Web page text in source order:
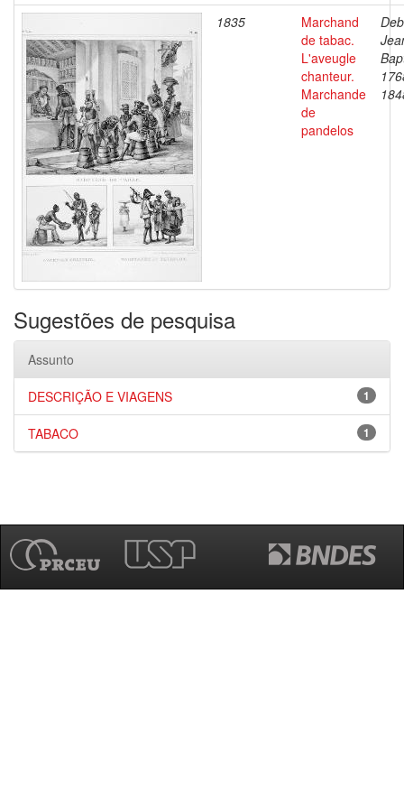
1835
Marchand
de tabac.
L'aveugle
chanteur.
Marchande
de
pandelos
Sugestões de pesquisa
Assunto
1
DESCRIÇÃO E VIAGENS
1
TABACO